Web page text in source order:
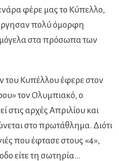
φέρε μας το Κύπελλο,
πολύ όμορφη
στα πρόσωπα των
του Κυπέλλου έφερε στον
τον Ολυμπιακό, ο
στις αρχές Απριλίου και
στο πρωτάθλημα. Διότι
που έφτασε στους «4»,
είτε τη σωτηρία…